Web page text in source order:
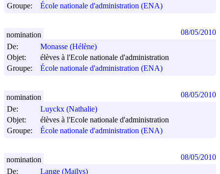
Groupe:
École nationale d'administration (ENA)
De:
Monasse (Hélène)
Objet:
élèves à l'Ecole nationale d'administration
Groupe:
École nationale d'administration (ENA)
nomination 08/05/2010
De:
Luyckx (Nathalie)
Objet:
élèves à l'Ecole nationale d'administration
Groupe:
École nationale d'administration (ENA)
nomination 08/05/2010
De:
Lange (Maïlys)
nomination 08/05/2010